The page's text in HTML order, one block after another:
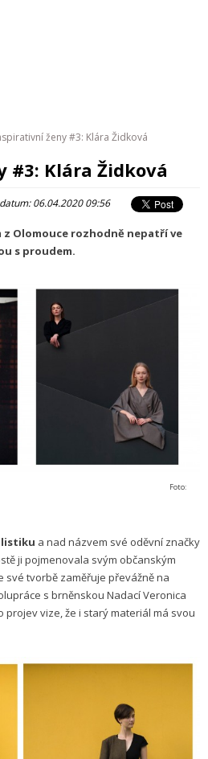
ženy #3: Klára Židková
#3: Klára Židková
datum: 06.04.2020 09:56
Olomouce rozhodně nepatří ve
s proudem.
Foto:
a nad názvem své oděvní značky
ji pojmenovala svým občanským
své tvorbě zaměřuje převážně na
s brněnskou Nadací Veronica
projev vize, že i starý materiál má svou